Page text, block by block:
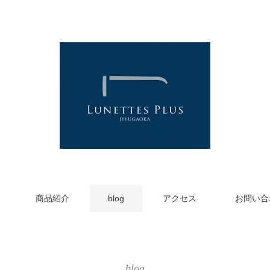
商品紹介 blog アクセス お問い